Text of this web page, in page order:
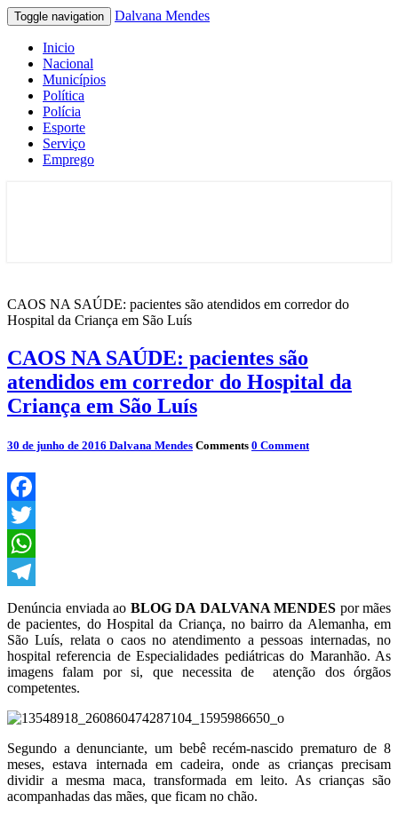
Toggle navigation Dalvana Mendes
Inicio
Nacional
Municípios
Política
Polícia
Esporte
Serviço
Emprego
CAOS NA SAÚDE: pacientes são atendidos em corredor do
Hospital da Criança em São Luís
CAOS NA SAÚDE: pacientes são
atendidos em corredor do Hospital da
Criança em São Luís
30 de junho de 2016 Dalvana Mendes Comments 0 Comment
Facebook
Twitter
WhatsApp
Telegram
Denúncia enviada ao BLOG DA DALVANA MENDES por mães
de pacientes, do Hospital da Criança, no bairro da Alemanha, em
São Luís, relata o caos no atendimento a pessoas internadas, no
hospital referencia de Especialidades pediátricas do Maranhão. As
imagens falam por si, que necessita de atenção dos órgãos
competentes.
Segundo a denunciante, um bebê recém-nascido prematuro de 8
meses, estava internada em cadeira, onde as crianças precisam
dividir a mesma maca, transformada em leito. As crianças são
acompanhadas das mães, que ficam no chão.